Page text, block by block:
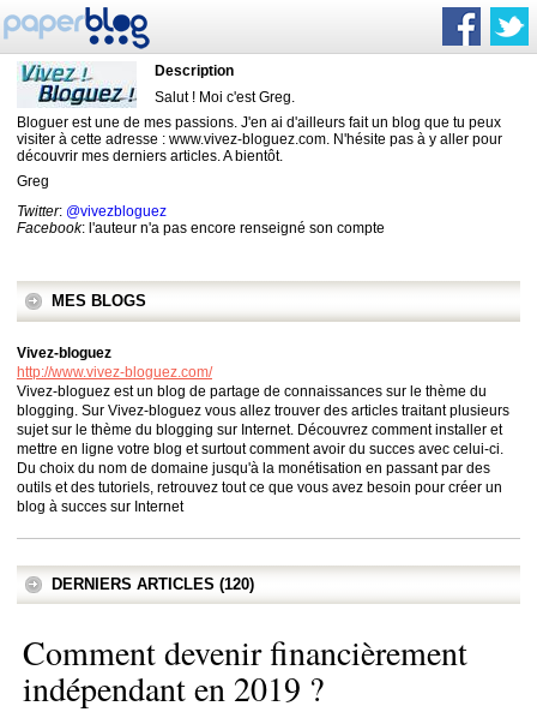
Description
Salut ! Moi c'est Greg.
Bloguer est une de mes passions. J'en ai d'ailleurs fait un blog que tu peux
visiter à cette adresse : www.vivez-bloguez.com. N'hésite pas à y aller pour
découvrir mes derniers articles. A bientôt.
Greg
Twitter: @vivezbloguez
Facebook: l'auteur n'a pas encore renseigné son compte
MES BLOGS
Vivez-bloguez
http://www.vivez-bloguez.com/
Vivez-bloguez est un blog de partage de connaissances sur le thème du
blogging. Sur Vivez-bloguez vous allez trouver des articles traitant plusieurs
sujet sur le thème du blogging sur Internet. Découvrez comment installer et
mettre en ligne votre blog et surtout comment avoir du succes avec celui-ci.
Du choix du nom de domaine jusqu'à la monétisation en passant par des
outils et des tutoriels, retrouvez tout ce que vous avez besoin pour créer un
blog à succes sur Internet
DERNIERS ARTICLES (120)
Comment devenir financièrement
indépendant en 2019 ?